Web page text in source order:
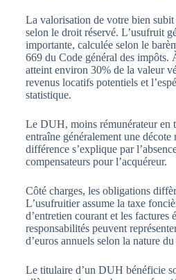
La valorisation de votre bien subit
selon le droit réservé. L’usufruit
importante, calculée selon le
669 du Code général des impôts.
atteint environ 30% de la valeur
revenus locatifs potentiels et
statistique.
Le DUH, moins rémunérateur en
entraîne généralement une décote
différence s’explique par
compensateurs pour l’acquéreur.
Côté charges, les obligations
L’usufruitier assume la taxe
d’entretien courant et les factures
responsabilités peuvent
d’euros annuels selon la nature
Le titulaire d’un DUH bénéficie